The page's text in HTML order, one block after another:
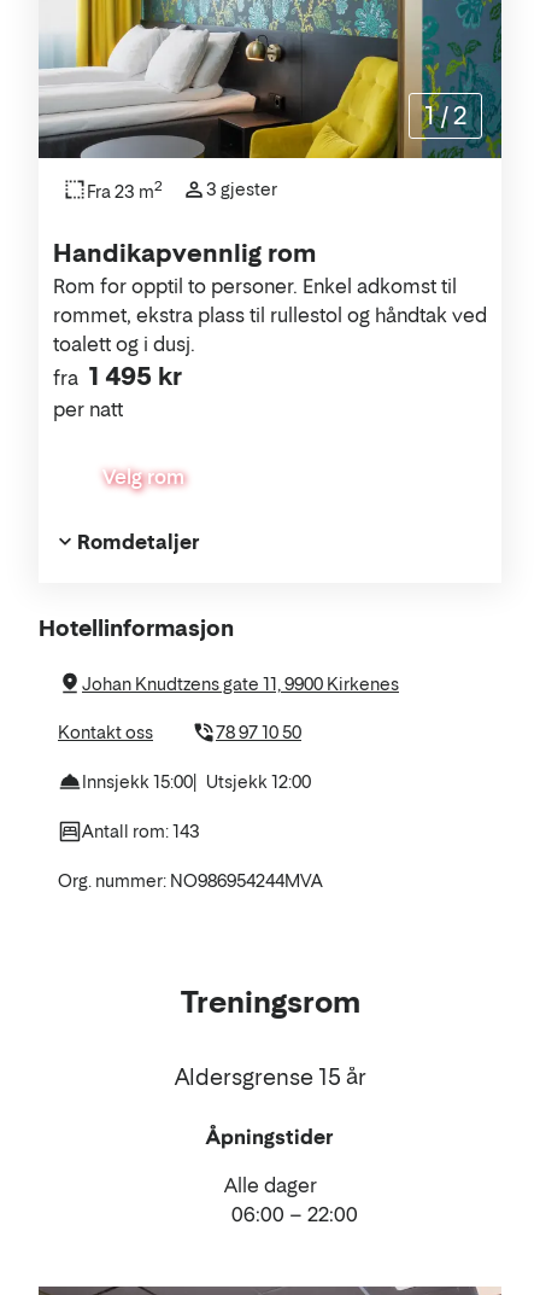
Handikapvennlig rom
fra 1 495 kr
per natt
Rom for opptil to personer. Enkel adkomst til
rommet, ekstra plass til rullestol og håndtak ved
toalett og i dusj.
Velg rom
Fra 23 m2 3 gjester
Romdetaljer
1 /2
Om
hotellet
Hotellinformasjon
Johan Knudtzens gate 11, 9900 Kirkenes
Kontakt oss 78 97 10 50
Innsjekk 15:00 Utsjekk 12:00
Antall rom: 143
Org. nummer: NO986954244MVA
Treningsrom
Aldersgrense 15 år
Åpningstider
Alle dager
06:00 – 22:00